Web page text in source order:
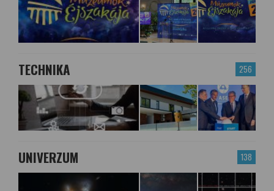
256
TECHNIKA
138
UNIVERZUM